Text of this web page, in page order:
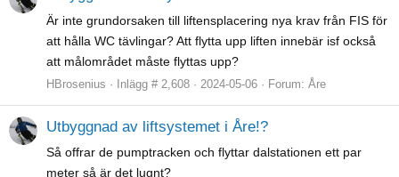
Är inte grundorsaken till liftensplacering nya krav från FIS för
att hålla WC tävlingar? Att flytta upp liften innebär isf också
att målområdet måste flyttas upp?
HBrosenius Inlägg # 2,608 2024-05-06 Forum: Åre
Utbyggnad av liftsystemet i Åre!?
Så offrar de pumptracken och flyttar dalstationen ett par
meter så är det lugnt?